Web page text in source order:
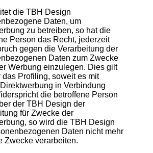
die TBH Design
Daten, um
zu betreiben, so hat die
Person das Recht, jederzeit
gegen die Verarbeitung der
Daten zum Zwecke
Werbung einzulegen. Dies gilt
das Profiling, soweit es mit
in Verbindung
die betroffene Person
der TBH Design der
für Zwecke der
so wird die TBH Design
Daten nicht mehr
Zwecke verarbeiten.